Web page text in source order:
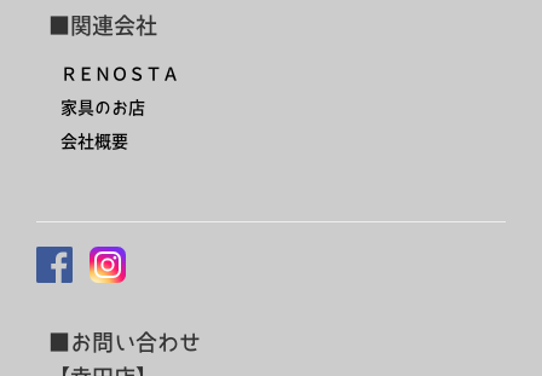
■関連会社
ＲＥＮＯＳＴＡ
家具のお店
会社概要
■お問い合わせ